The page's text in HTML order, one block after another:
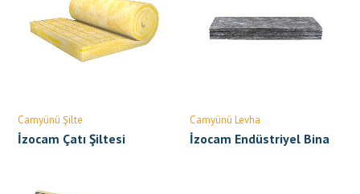
Camyünü Şilte
İzocam Çatı Şiltesi
Camyünü Levha
İzocam Endüstriyel Bina